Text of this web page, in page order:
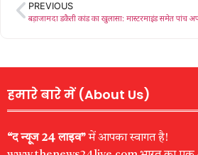
PREVIOUS
बड़ाजामदा डकैती कांड का खुलासा: मास्टरमाइंड समेत पांच
हमारे बारे में (About Us)
“द न्यूज 24 लाइव”में आपका स्वागत है!